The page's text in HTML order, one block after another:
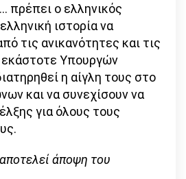
πρέπει ο ελληνικός
ιστορία να
τις ανικανότητες και τις
εκάστοτε Υπουργών
η αίγλη τους στο
και να συνεχίσουν να
για όλους τους
άποψη του